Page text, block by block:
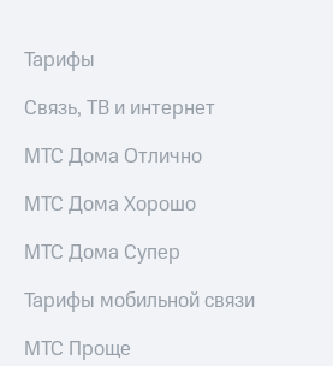
Тарифы
Связь, ТВ и интернет
МТС Дома Отлично
МТС Дома Хорошо
МТС Дома Супер
Тарифы мобильной связи
МТС Проще